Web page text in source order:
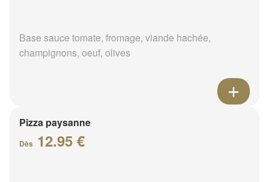
Base sauce tomate, fromage, viande hachée,
champignons, oeuf, olives
Pizza paysanne
Dès 12.95 €